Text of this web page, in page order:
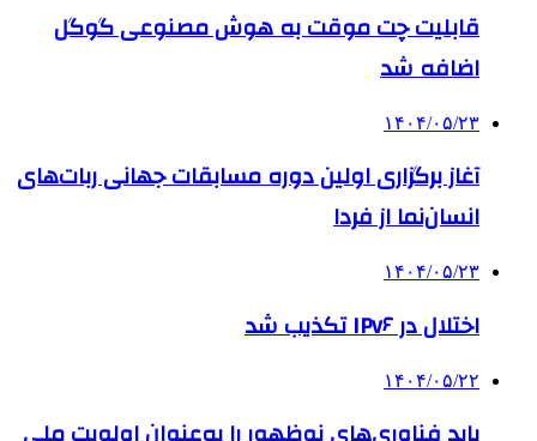
قابلیت چت موقت به هوش مصنوعی گوگل
اضافه شد
۱۴۰۴/۰۵/۲۳
آغاز برگزاری اولین دوره مسابقات جهانی ربات‌های
انسان‌نما از فردا
۱۴۰۴/۰۵/۲۳
اختلال در IPv۶ تکذیب شد
۱۴۰۴/۰۵/۲۲